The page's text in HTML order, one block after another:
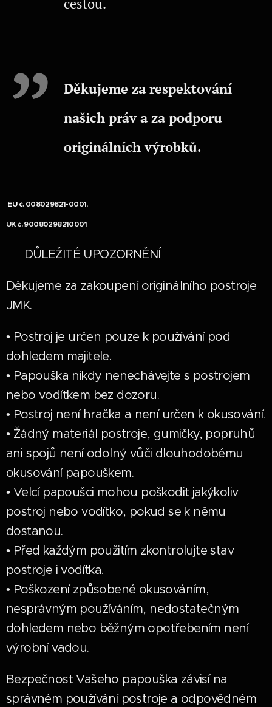
cestou.
Děkujeme za respektování
našich práv a za podporu
originálních výrobků.
EU č. 008029821-0001,
UK č. 90080298210001
⚠ DŮLEŽITÉ UPOZORNĚNÍ
Děkujeme za zakoupení originálního postroje
JMK.
• Postroj je určen pouze k používání pod
dohledem majitele.
• Papouška nikdy nenechávejte s postrojem
nebo vodítkem bez dozoru.
• Postroj není hračka a není určen k okusování.
• Žádný materiál postroje, gumičky, popruhů
ani spojů není odolný vůči dlouhodobému
okusování papouškem.
• Velcí papoušci mohou poškodit jakýkoliv
postroj nebo vodítko, pokud se k němu
dostanou.
• Před každým použitím zkontrolujte stav
postroje i vodítka.
• Poškození způsobené okusováním,
nesprávným používáním, nedostatečným
dohledem nebo běžným opotřebením není
výrobní vadou.
Bezpečnost Vašeho papouška závisí na
správném používání postroje a odpovědném